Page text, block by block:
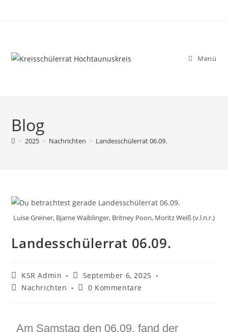
Menü
Blog
> 2025 > Nachrichten > Landesschülerrat 06.09.
Luise Greiner, Bjarne Waiblinger, Britney Poon, Moritz Weiß (v.l.n.r.)
Landesschülerrat 06.09.
KSR Admin
September 6, 2025
Nachrichten
0 Kommentare
Am Samstag den 06.09. fand der